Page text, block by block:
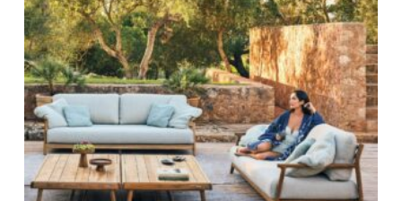
être
sur
la
du